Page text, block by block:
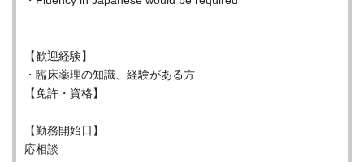
【歓迎経験】
・臨床薬理の知識、経験がある方
【免許・資格】
【勤務開始日】
応相談